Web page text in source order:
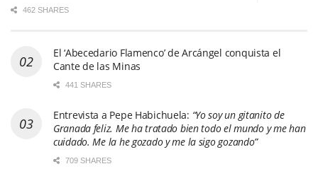
462 SHARES
El ‘Abecedario Flamenco’ de Arcángel conquista el
Cante de las Minas
441 SHARES
Entrevista a Pepe Habichuela: “Yo soy un gitanito de
Granada feliz. Me ha tratado bien todo el mundo y me han
cuidado. Me la he gozado y me la sigo gozando”
709 SHARES